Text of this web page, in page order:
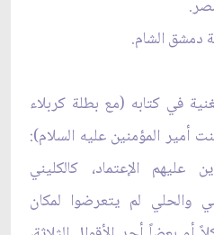
دمشق الشام.
في كتابه (مع بطلة كربلاء
أمير المؤمنين عليه السلام):
عليهم الإعتماد، كالكليني
والحلي لم يتعرضوا لمكان